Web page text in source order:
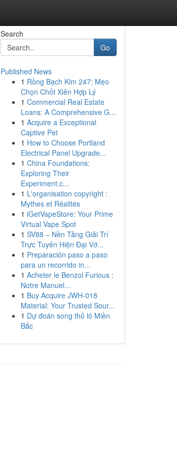
Search
Go
Published News
1 Rồng Bạch Kim 247: Mẹo
Chọn Chốt Xiên Hợp Lý
1 Commercial Real Estate
Loans: A Comprehensive G...
1 Acquire a Exceptional
Captive Pet
1 How to Choose Portland
Electrical Panel Upgrade...
1 China Foundations:
Exploring Their
Experiment.c...
1 L'organisation copyright :
Mythes et Réalités
1 iGetVapeStore: Your Prime
Virtual Vape Spot
1 SV88 – Nền Tảng Giải Trí
Trực Tuyến Hiện Đại Vớ...
1 Preparación paso a paso
para un recorrido in...
1 Acheter le Benzol Furious :
Notre Manuel...
1 Buy Acquire JWH-018
Material: Your Trusted Sour...
1 Dự đoán song thủ lô Miền
Bắc